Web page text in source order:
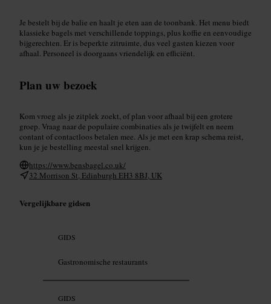
Je bestelt bij de balie en haalt je eten aan de toonbank. Het menu biedt
klassieke bagels met verschillende toppings, plus koffie en eenvoudige
bijgerechten. Er is beperkte zitruimte, dus veel gasten kiezen voor
afhaal. Personeel is doorgaans vriendelijk en efficiënt.
Plan uw bezoek
Kom vroeg als je zitplek zoekt, of plan voor afhaal bij een grotere
groep. Vraag naar de populaire combinaties als je twijfelt en neem
contant of contactloos betalen mee. Als je met een krap schema reist,
kun je je bestelling meestal snel krijgen.
https://www.bensbagel.co.uk/
32 Morrison St, Edinburgh EH3 8BJ, UK
Vergelijkbare gidsen
GIDS
Gastronomische restaurants
GIDS